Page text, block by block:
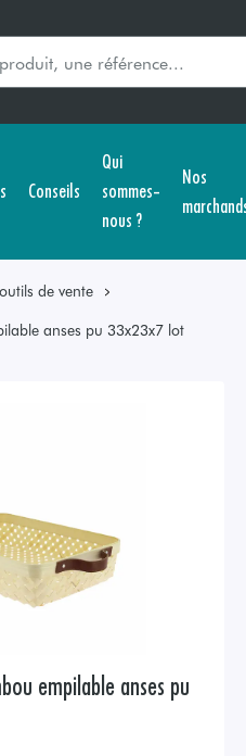
Conseils
Qui
sommes-
nous ?
Nos
de vente
anses pu 33x23x7 lot
empilable anses pu